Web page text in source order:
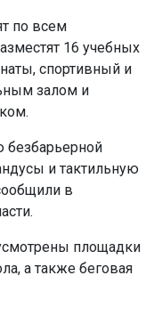
по всем
16 учебных
спортивный и
залом и
безбарьерной
и тактильную
в
площадки
а также беговая